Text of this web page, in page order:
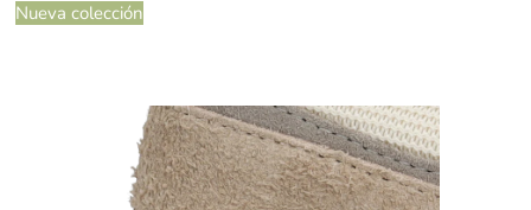
Nueva colección